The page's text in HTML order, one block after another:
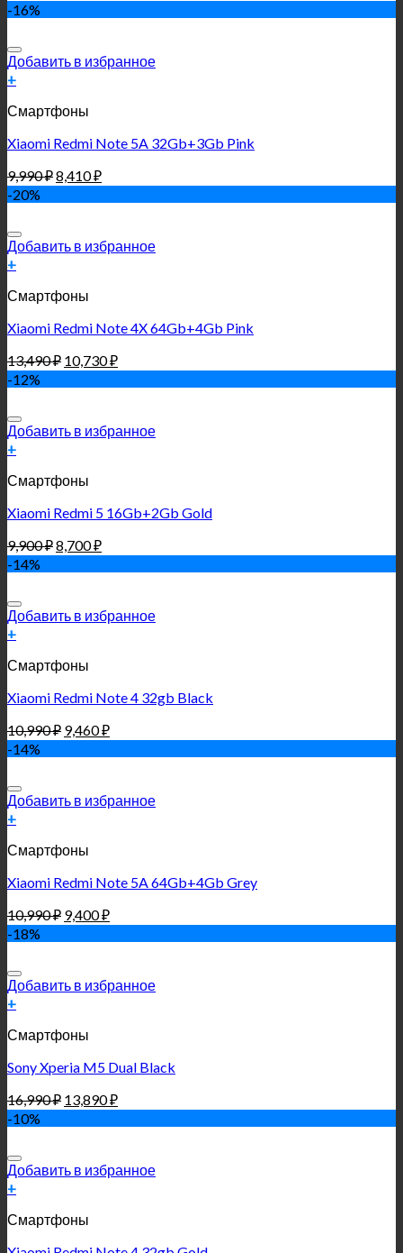
-16%
Добавить в избранное
+
Смартфоны
Xiaomi Redmi Note 5A 32Gb+3Gb Pink
9,990₽8,410₽
-20%
Добавить в избранное
+
Смартфоны
Xiaomi Redmi Note 4X 64Gb+4Gb Pink
13,490₽ 10,730₽
-12%
Добавить в избранное
+
Смартфоны
Xiaomi Redmi 5 16Gb+2Gb Gold
9,900₽8,700₽
-14%
Добавить в избранное
+
Смартфоны
Xiaomi Redmi Note 4 32gb Black
10,990₽ 9,460₽
-14%
Добавить в избранное
+
Смартфоны
Xiaomi Redmi Note 5A 64Gb+4Gb Grey
10,990₽ 9,400₽
-18%
Добавить в избранное
+
Смартфоны
Sony Xperia M5 Dual Black
16,990₽ 13,890₽
-10%
Добавить в избранное
+
Смартфоны